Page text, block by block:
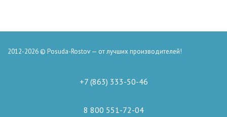
2012-2026 © Posuda-Rostov — от лучших производителей!
+7 (863) 333-50-46
8 800 551-72-04